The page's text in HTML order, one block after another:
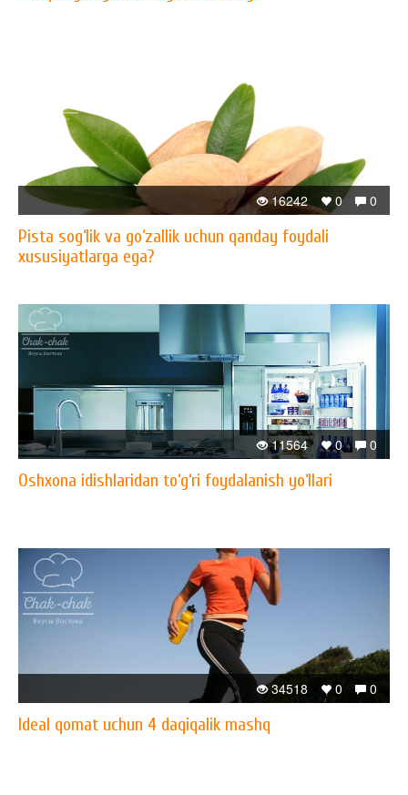
0
0
16242
Pista sog‘lik va go‘zallik uchun qanday foydali
xususiyatlarga ega?
0
0
11564
Oshxona idishlaridan to‘g‘ri foydalanish yo‘llari
0
0
34518
Ideal qomat uchun 4 daqiqalik mashq